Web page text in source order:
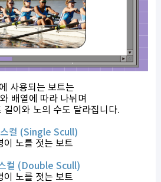
사용되는 보트는
배열에 따라 나뉘며
길이와 노의 수도 달라집니다.
컬 (Single Scull)
이 노를 젓는 보트
컬 (Double Scull)
이 노를 젓는 보트